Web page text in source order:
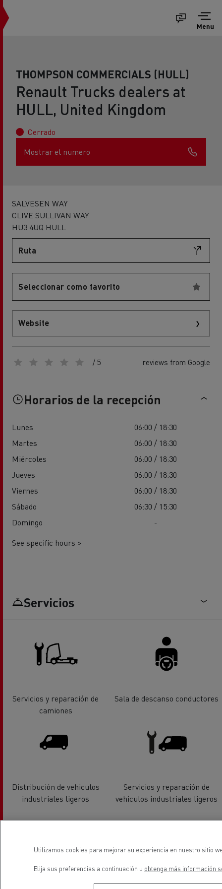
Menu
THOMPSON COMMERCIALS (HULL)
Renault Trucks dealers at
HULL, United Kingdom
Cerrado
Mostrar el numero
SALVESEN WAY
CLIVE SULLIVAN WAY
HU3 4UQ HULL
Ruta
Seleccionar como favorito
Website
/ 5 reviews from Google
Horarios de la recepción
Lunes
06:00 / 18:30
Martes
06:00 / 18:30
Miércoles
06:00 / 18:30
Jueves
06:00 / 18:30
Viernes
06:00 / 18:30
Sábado
06:30 / 15:30
Domingo
-
See specific hours >
Servicios
Servicios y reparación de
camiones
Sala de descanso conductores
Distribución de vehiculos
industriales ligeros
Servicios y reparación de
vehiculos industriales ligeros
Financiación Vehiculos eléctricos
Utilizamos cookies para mejorar su experiencia en nuestro sitio
Elija sus preferencias a continuación u obtenga más información